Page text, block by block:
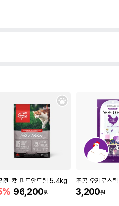
젠 캣 피트앤트림 5.4kg
96,200원
조공 오키로스
3,200원